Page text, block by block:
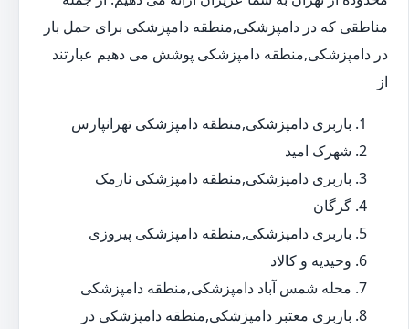
مناطقی که در دامپزشکی,منطقه دامپزشکی برای حمل بار
در دامپزشکی,منطقه دامپزشکی پوشش می دهیم عبارتند
از
باربری دامپزشکی,منطقه دامپزشکی تهرانپارس
شهرک امید
باربری دامپزشکی,منطقه دامپزشکی نارمک
گرگان
باربری دامپزشکی,منطقه دامپزشکی پیروزی
وحیدیه و کالاد
محله شمس آباد دامپزشکی,منطقه دامپزشکی
باربری معتبر دامپزشکی,منطقه دامپزشکی در